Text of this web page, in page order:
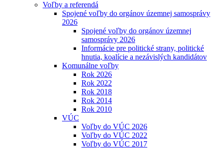
Voľby a referendá
Spojené voľby do orgánov územnej samosprávy
2026
Spojené voľby do orgánov územnej
samosprávy 2026
Informácie pre politické strany, politické
hnutia, koalície a nezávislých kandidátov
Komunálne voľby
Rok 2026
Rok 2022
Rok 2018
Rok 2014
Rok 2010
VÚC
Voľby do VÚC 2026
Voľby do VÚC 2022
Voľby do VÚC 2017